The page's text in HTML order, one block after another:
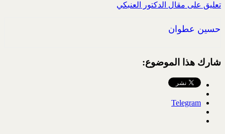
تعليق على مقال الدكتور العنبكي
حسين عطوان
شارك هذا الموضوع:
Telegram